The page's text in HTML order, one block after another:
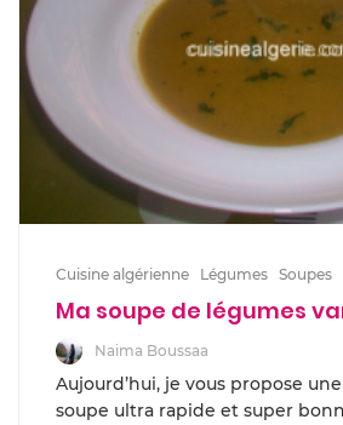
Cuisine algérienne Légumes Soupes
Ma soupe de légumes
Naima Boussaa
Aujourd’hui, je vous propose
soupe ultra rapide et super